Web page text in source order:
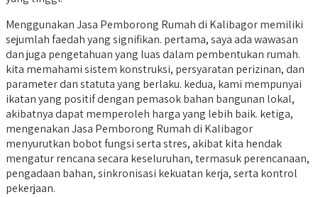
Menggunakan Jasa Pemborong Rumah di Kalibagor memiliki
sejumlah faedah yang signifikan. pertama, saya ada wawasan
dan juga pengetahuan yang luas dalam pembentukan rumah.
kita memahami sistem konstruksi, persyaratan perizinan, dan
parameter dan statuta yang berlaku. kedua, kami mempunyai
ikatan yang positif dengan pemasok bahan bangunan lokal,
akibatnya dapat memperoleh harga yang lebih baik. ketiga,
mengenakan Jasa Pemborong Rumah di Kalibagor
menyurutkan bobot fungsi serta stres, akibat kita hendak
mengatur rencana secara keseluruhan, termasuk perencanaan,
pengadaan bahan, sinkronisasi kekuatan kerja, serta kontrol
pekerjaan.